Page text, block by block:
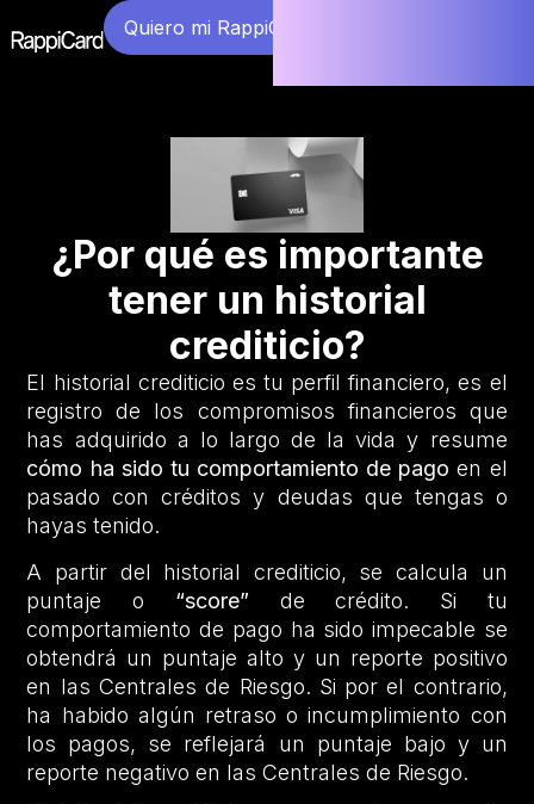
Quiero mi RappiCard
¿Por qué es importante
tener un historial
crediticio?
El historial crediticio es tu perfil financiero, es el
registro de los compromisos financieros que
has adquirido a lo largo de la vida y resume
cómo ha sido tu comportamiento de pagoen el
pasado con créditos y deudas que tengas o
hayas tenido.
A partir del historial crediticio, se calcula un
puntaje o “score” de crédito. Si tu
comportamiento de pago ha sido impecable se
obtendrá un puntaje alto y un reporte positivo
en las Centrales de Riesgo. Si por el contrario,
ha habido algún retraso o incumplimiento con
los pagos, se reflejará un puntaje bajo y un
reporte negativo en las Centrales de Riesgo.